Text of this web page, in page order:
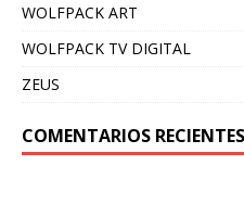
WOLFPACK ART
WOLFPACK TV DIGITAL
ZEUS
COMENTARIOS RECIENTES